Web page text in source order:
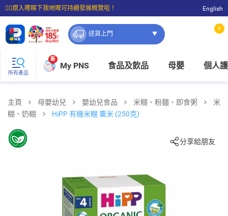
☝🏼㩒入嚟睇下我哋嘅可持續發展概覽啦！
⭐購物滿$399即享免費送貨；滿$100即可免費店取。
English
送貨上門
0
所有產品
新
My PNS 食品及飲品 母嬰 個人
主頁 母嬰幼兒 嬰幼兒食品 米糊、粉麵、即食粥
米
糊、奶糊
HiPP 有機米糊 粟米 (250克)
分享給朋友